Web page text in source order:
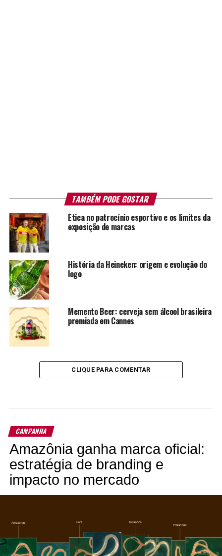
TAMBÉM PODE GOSTAR
Ética no patrocínio esportivo e os limites da
exposição de marcas
História da Heineken: origem e evolução do
logo
Memento Beer: cerveja sem álcool brasileira
premiada em Cannes
CLIQUE PARA COMENTAR
CAMPANHA
Amazônia ganha marca oficial:
estratégia de branding e
impacto no mercado